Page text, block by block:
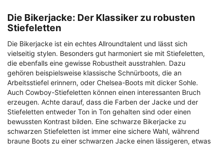
Die Bikerjacke: Der Klassiker zu robusten
Stiefeletten
Die Bikerjacke ist ein echtes Allroundtalent und lässt sich
vielseitig stylen. Besonders gut harmoniert sie mit Stiefeletten,
die ebenfalls eine gewisse Robustheit ausstrahlen. Dazu
gehören beispielsweise klassische Schnürboots, die an
Arbeitsstiefel erinnern, oder Chelsea-Boots mit dicker Sohle.
Auch Cowboy-Stiefeletten können einen interessanten Bruch
erzeugen. Achte darauf, dass die Farben der Jacke und der
Stiefeletten entweder Ton in Ton gehalten sind oder einen
bewussten Kontrast bilden. Eine schwarze Bikerjacke zu
schwarzen Stiefeletten ist immer eine sichere Wahl, während
braune Boots zu einer schwarzen Jacke einen lässigeren, etwas